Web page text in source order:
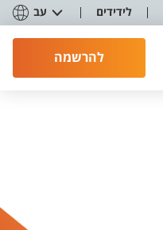
לידידים עב
להרשמה